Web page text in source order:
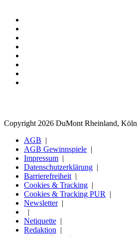
Copyright 2026 DuMont Rheinland, Köln
AGB
AGB Gewinnspiele
Impressum
Datenschutzerklärung
Barrierefreiheit
Cookies & Tracking
Cookies & Tracking PUR
Newsletter
Netiquette
Redaktion